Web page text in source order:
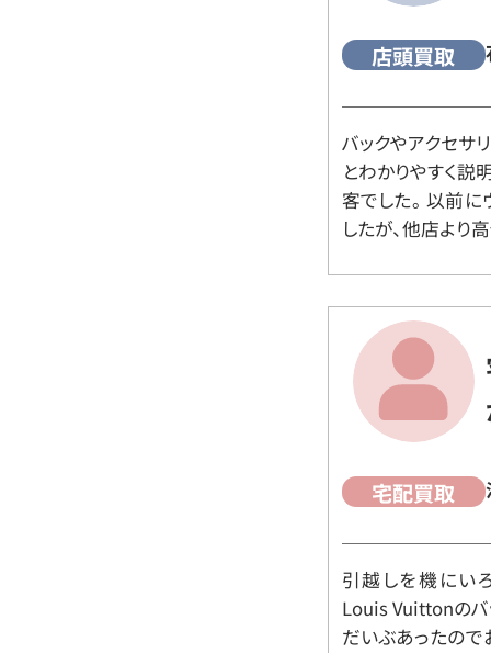
店頭買取
バックやアクセサ
とわかりやすく説
客でした。 以前
したが、他店より
宅配買取
引越しを機にい
Louis Vuittonのバ
だいぶあったので